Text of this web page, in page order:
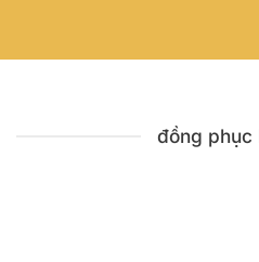
đồng phục